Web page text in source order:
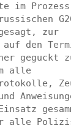
im Prozess
zur
den
geguckt
alle
alle